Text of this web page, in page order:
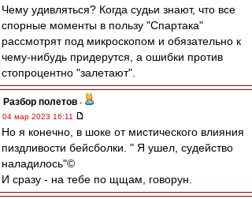
Чему удивляться? Когда судьи знают, что все
спорные моменты в пользу "Спартака"
рассмотрят под микроскопом и обязательно к
чему-нибудь придерутся, а ошибки против
стопроцентно "залетают".
Разбор полетов -
04 мар 2023 16:11
Но я конечно, в шоке от мистического влияния
пиздливости бейсболки. " Я ушел, судейство
наладилось"©
И сразу - на тебе по щщам, говорун.